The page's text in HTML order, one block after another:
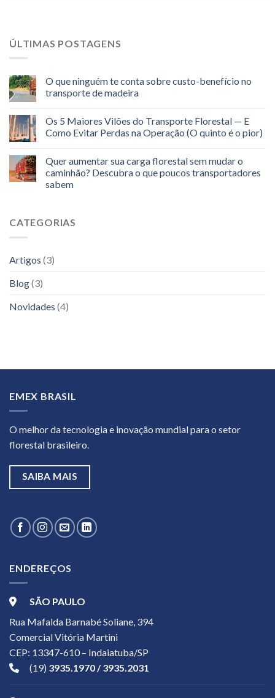
ÚLTIMAS POSTAGENS
O que ninguém te conta sobre custo-benefício no
transporte de madeira
Os 5 Maiores Vilões do Transporte Florestal — E
Como Evitar Perdas na Operação (O quinto é o pior)
Quer aumentar sua carga florestal sem mudar o
caminhão? Descubra o que poucos transportadores
sabem
CATEGORIAS
Artigos (3)
Blog(3)
Novidades (4)
EMEX BRASIL
O melhor da tecnologia e inovação mundial para o setor
florestal brasileiro.
SAIBA MAIS
ENDEREÇOS
SÃO PAULO
Rua Mafalda Barnabé Soliane, 394
Comercial Vitória Martini
CEP: 13347-610 – Indaiatuba/SP
(19) 3935.1970 / 3935.2031